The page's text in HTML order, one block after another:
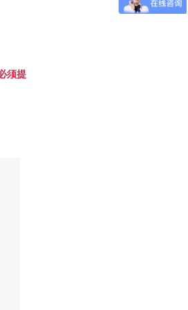
须提